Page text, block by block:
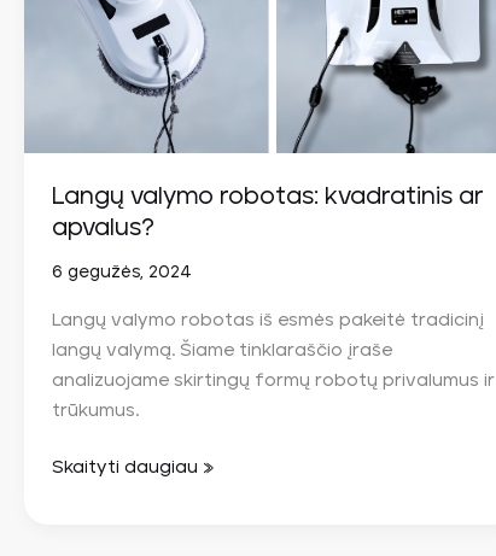
Langų valymo robotas: kvadratinis ar
apvalus?
6 gegužės, 2024
Langų valymo robotas iš esmės pakeitė tradicinį
langų valymą. Šiame tinklaraščio įraše
analizuojame skirtingų formų robotų privalumus ir
trūkumus.
apvalus?
Skaityti daugiau »